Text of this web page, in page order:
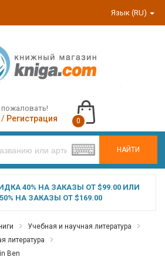
Язык (RU)
НАЙТИ
/ Регистрация 0
40% НА ЗАКАЗЫ ОТ $99.00 ИЛИ
НА ЗАКАЗЫ ОТ $169.00
Учебная и научная литература
литература
Ben